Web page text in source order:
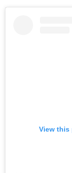
View this